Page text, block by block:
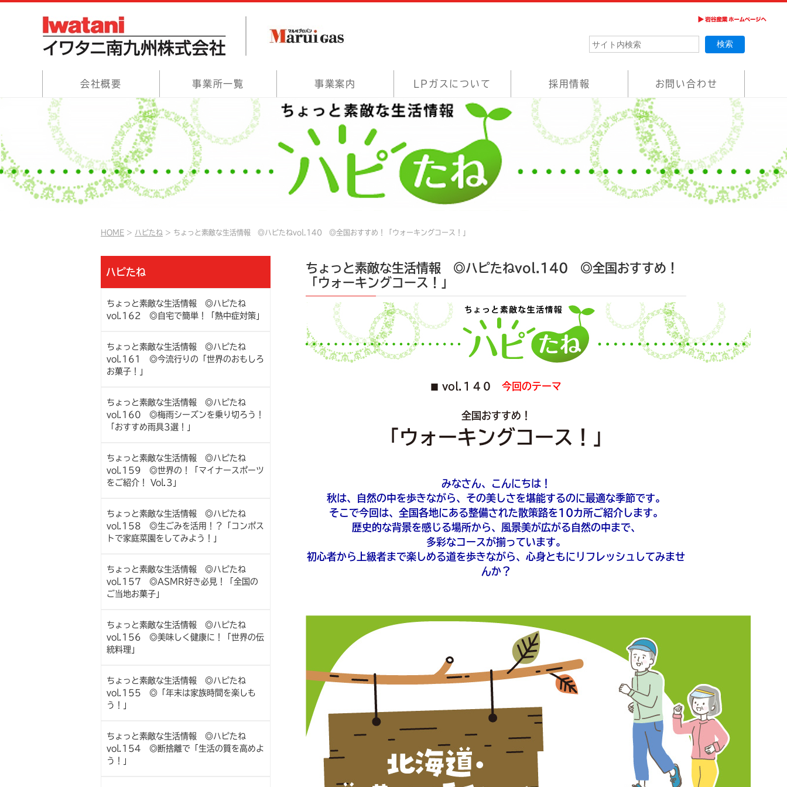
会社概要 事業所一覧 事業案内 LPガスについて 採用情報 お問い合わせ
HOME ハピたね ちょっと素敵な生活情報 ◎ハピたねvol.140 ◎全国おすすめ！「ウォーキングコース！」
ハピたね
ちょっと素敵な生活情報 ◎ハピたね
vol.162 ◎自宅で簡単！「熱中症対策」
ちょっと素敵な生活情報 ◎ハピたね
vol.161 ◎今流行りの「世界のおもしろ
お菓子！」
ちょっと素敵な生活情報 ◎ハピたね
vol.160 ◎梅雨シーズンを乗り切ろう！
「おすすめ雨具3選！」
ちょっと素敵な生活情報 ◎ハピたね
vol.159 ◎世界の！「マイナースポーツ
をご紹介！ Vol.3」
ちょっと素敵な生活情報 ◎ハピたね
vol.158 ◎生ごみを活用！？「コンポス
トで家庭菜園をしてみよう！」
ちょっと素敵な生活情報 ◎ハピたね
vol.157 ◎ASMR好き必見！「全国の
ご当地お菓子」
ちょっと素敵な生活情報 ◎ハピたね
vol.156 ◎美味しく健康に！「世界の伝
統料理」
ちょっと素敵な生活情報 ◎ハピたね
vol.155 ◎「年末は家族時間を楽しも
う！」
ちょっと素敵な生活情報 ◎ハピたね
vol.154 ◎断捨離で「生活の質を高めよ
う！」
ちょっと素敵な生活情報 ◎ハピたねvol.140 ◎全国おすすめ！
「ウォーキングコース！」
vol.１４０ 今回のテーマ
全国おすすめ！
「ウォーキングコース！」
みなさん、こんにちは！
秋は、自然の中を歩きながら、その美しさを堪能するのに最適な季節です。
そこで今回は、全国各地にある整備された散策路を10カ所ご紹介します。
歴史的な背景を感じる場所から、風景美が広がる自然の中まで、
多彩なコースが揃っています。
初心者から上級者まで楽しめる道を歩きながら、心身ともにリフレッシュしてみませ
んか？